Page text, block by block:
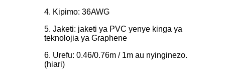
4. Kipimo: 36AWG
5. Jaketi: jaketi ya PVC yenye kinga ya
teknolojia ya Graphene
6. Urefu: 0.46/0.76m / 1m au nyinginezo.
(hiari)